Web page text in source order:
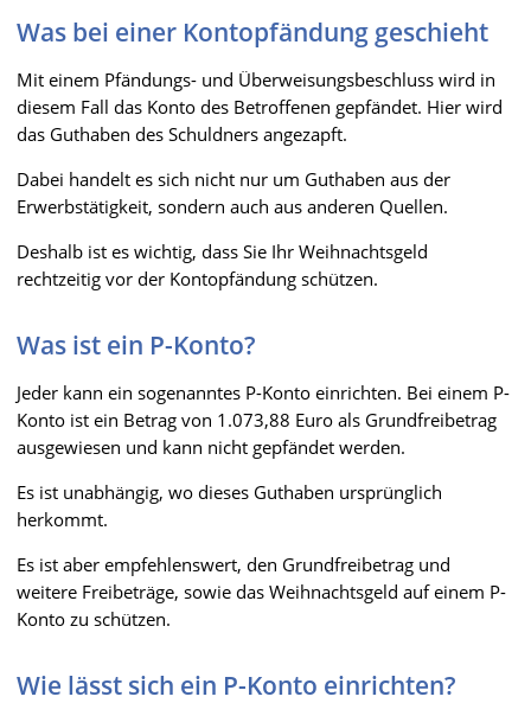
Was bei einer Kontopfändung geschieht
Mit einem Pfändungs- und Überweisungsbeschluss wird in
diesem Fall das Konto des Betroffenen gepfändet. Hier wird
das Guthaben des Schuldners angezapft.
Dabei handelt es sich nicht nur um Guthaben aus der
Erwerbstätigkeit, sondern auch aus anderen Quellen.
Deshalb ist es wichtig, dass Sie Ihr Weihnachtsgeld
rechtzeitig vor der Kontopfändung schützen.
Was ist ein P-Konto?
Jeder kann ein sogenanntes P-Konto einrichten. Bei einem P-
Konto ist ein Betrag von 1.073,88 Euro als Grundfreibetrag
ausgewiesen und kann nicht gepfändet werden.
Es ist unabhängig, wo dieses Guthaben ursprünglich
herkommt.
Es ist aber empfehlenswert, den Grundfreibetrag und
weitere Freibeträge, sowie das Weihnachtsgeld auf einem P-
Konto zu schützen.
Wie lässt sich ein P-Konto einrichten?